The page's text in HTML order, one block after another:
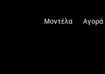
Μοντέλα Αγορά